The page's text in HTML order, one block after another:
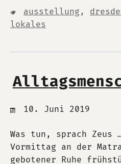
ausstellung ,
lokales
10. Juni 2019
Was tun, sprach
Vormittag an der
gebotener Ruhe